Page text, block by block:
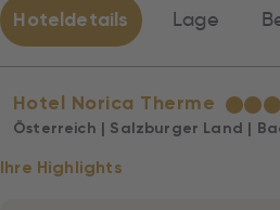
Hoteldetails Lage
Hotel Norica Therme ★★★
Österreich | Salzburger Land |
Ihre Highlights